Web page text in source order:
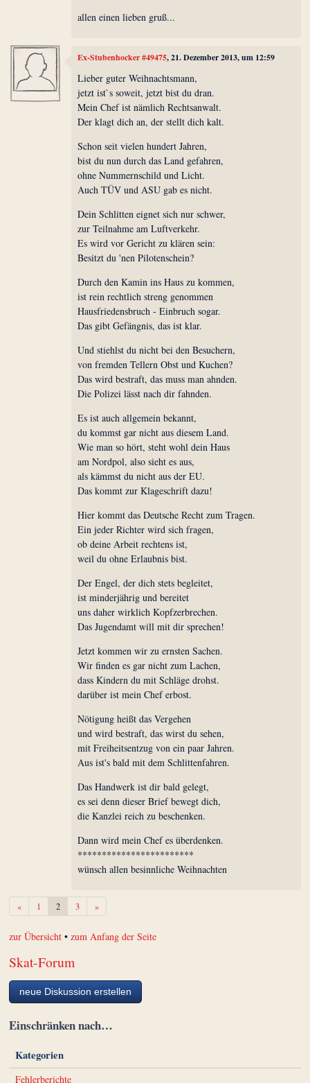
allen einen lieben gruß...
Ex-Stubenhocker #49475, 21. Dezember 2013, um 12:59
Lieber guter Weihnachtsmann,
jetzt ist`s soweit, jetzt bist du dran.
Mein Chef ist nämlich Rechtsanwalt.
Der klagt dich an, der stellt dich kalt.
Schon seit vielen hundert Jahren,
bist du nun durch das Land gefahren,
ohne Nummernschild und Licht.
Auch TÜV und ASU gab es nicht.
Dein Schlitten eignet sich nur schwer,
zur Teilnahme am Luftverkehr.
Es wird vor Gericht zu klären sein:
Besitzt du 'nen Pilotenschein?
Durch den Kamin ins Haus zu kommen,
ist rein rechtlich streng genommen
Hausfriedensbruch - Einbruch sogar.
Das gibt Gefängnis, das ist klar.
Und stiehlst du nicht bei den Besuchern,
von fremden Tellern Obst und Kuchen?
Das wird bestraft, das muss man ahnden.
Die Polizei lässt nach dir fahnden.
Es ist auch allgemein bekannt,
du kommst gar nicht aus diesem Land.
Wie man so hört, steht wohl dein Haus
am Nordpol, also sieht es aus,
als kämmst du nicht aus der EU.
Das kommt zur Klageschrift dazu!
Hier kommt das Deutsche Recht zum Tragen.
Ein jeder Richter wird sich fragen,
ob deine Arbeit rechtens ist,
weil du ohne Erlaubnis bist.
Der Engel, der dich stets begleitet,
ist minderjährig und bereitet
uns daher wirklich Kopfzerbrechen.
Das Jugendamt will mit dir sprechen!
Jetzt kommen wir zu ernsten Sachen.
Wir finden es gar nicht zum Lachen,
dass Kindern du mit Schläge drohst.
darüber ist mein Chef erbost.
Nötigung heißt das Vergehen
und wird bestraft, das wirst du sehen,
mit Freiheitsentzug von ein paar Jahren.
Aus ist's bald mit dem Schlittenfahren.
Das Handwerk ist dir bald gelegt,
es sei denn dieser Brief bewegt dich,
die Kanzlei reich zu beschenken.
Dann wird mein Chef es überdenken.
************************
wünsch allen besinnliche Weihnachten
«Zurück1 2 3 »Weiter
zur Übersicht •zum Anfang der Seite
Skat-Forum
neue Diskussion erstellen
Einschränken nach…
Kategorien
Fehlerberichte